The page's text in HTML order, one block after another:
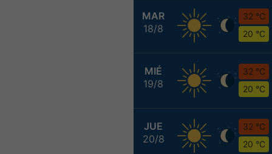
MAR
18/8
32 °C
20 °C
MIÉ
19/8
32 °C
20 °C
JUE
20/8
32 °C
20 °C